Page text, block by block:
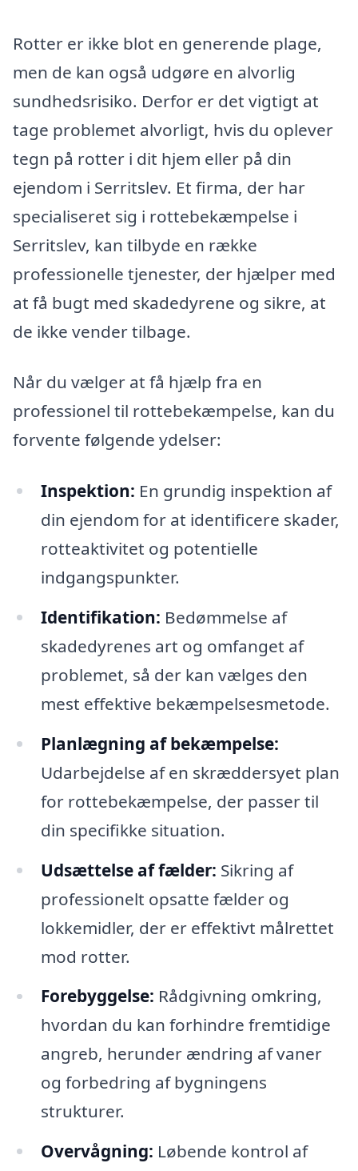
Rotter er ikke blot en generende plage,
men de kan også udgøre en alvorlig
sundhedsrisiko. Derfor er det vigtigt at
tage problemet alvorligt, hvis du oplever
tegn på rotter i dit hjem eller på din
ejendom i Serritslev. Et firma, der har
specialiseret sig i rottebekæmpelse i
Serritslev, kan tilbyde en række
professionelle tjenester, der hjælper med
at få bugt med skadedyrene og sikre, at
de ikke vender tilbage.
Når du vælger at få hjælp fra en
professionel til rottebekæmpelse, kan du
forvente følgende ydelser:
Inspektion: En grundig inspektion af
din ejendom for at identificere skader,
rotteaktivitet og potentielle
indgangspunkter.
Identifikation: Bedømmelse af
skadedyrenes art og omfanget af
problemet, så der kan vælges den
mest effektive bekæmpelsesmetode.
Planlægning af bekæmpelse:
Udarbejdelse af en skræddersyet plan
for rottebekæmpelse, der passer til
din specifikke situation.
Udsættelse af fælder: Sikring af
professionelt opsatte fælder og
lokkemidler, der er effektivt målrettet
mod rotter.
Forebyggelse: Rådgivning omkring,
hvordan du kan forhindre fremtidige
angreb, herunder ændring af vaner
og forbedring af bygningens
strukturer.
Overvågning: Løbende kontrol af